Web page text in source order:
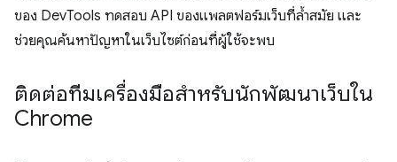
ของ DevTools ทดสอบ API ของแพลตฟอร์มเว็บที่ล้ำสมัย และ
ช่วยคุณค้นหาปัญหาในเว็บไซต์ก่อนที่ผู้ใช้จะพบ
ติดต่อทีมเครื่องมือสำหรับนักพัฒนาเว็บใน
Chrome